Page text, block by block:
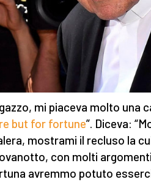
mi piaceva molto una
but for fortune”. Diceva:
mostrami il recluso la
con molti
avremmo potuto